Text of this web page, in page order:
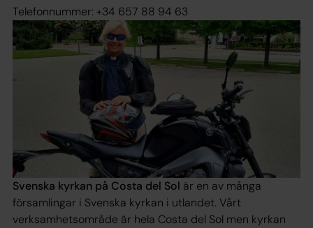
Telefonnummer: +34 657 88 94 63
Svenska kyrkan på Costa del Sol är en av många
församlingar i Svenska kyrkan i utlandet. Vårt
verksamhetsområde är hela Costa del Sol men kyrkan